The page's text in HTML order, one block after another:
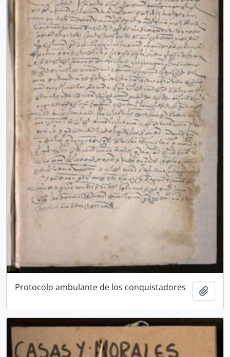
Protocolo ambulante de los conquistadores